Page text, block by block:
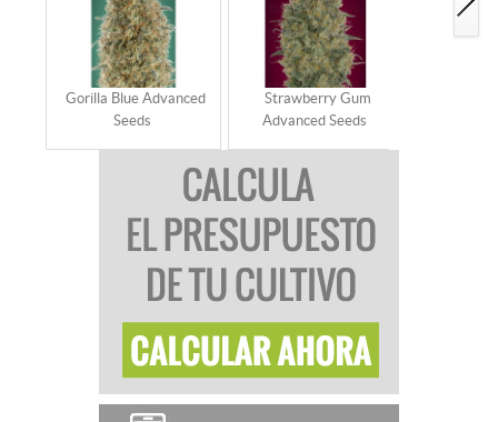
Gorilla Blue Advanced
Seeds
Strawberry Gum
Advanced Seeds